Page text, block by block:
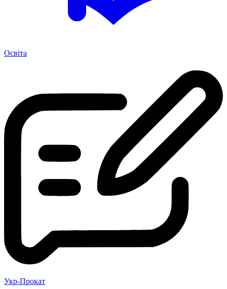
Освіта
Укр-Прокат